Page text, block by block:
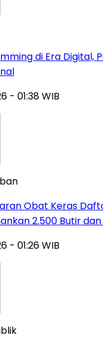
di Era Digital,
- 01:38 WIB
Obat Keras
2.500 Butir
- 01:26 WIB